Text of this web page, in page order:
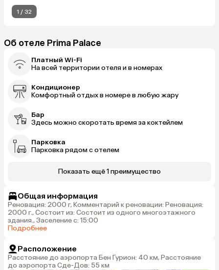
1 / 32
Об отеле Prima Palace
Платный Wi-Fi
На всей территории отеля и в номерах
Кондиционер
Комфортный отдых в номере в любую жару
Бар
Здесь можно скоротать время за коктейлем
Парковка
Парковка рядом с отелем
Показать ещё 1 преимущество
Общая информация
Реновация: 2000 г, Комментарий к реновации: Реновация:
2000 г., Состоит из: Состоит из одного многоэтажного
здания., Заселение с: 15:00
Подробнее
Расположение
Расстояние до аэропорта Бен Гурион: 40 км, Расстояние
до аэропорта Сде-Дов: 55 км